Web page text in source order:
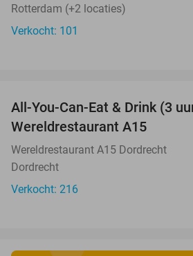
Rotterdam (+2 locaties)
Verkocht: 101
All-You-Can-Eat & Drink (3
Wereldrestaurant A15
Wereldrestaurant A15 Dordrecht
Dordrecht
Verkocht: 216